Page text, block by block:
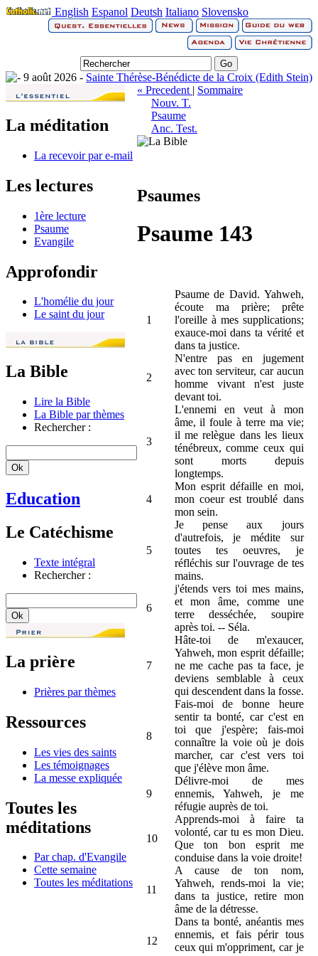
English Espanol Deutsh Italiano Slovensko
9 août 2026 - Sainte Thérèse-Bénédicte de la Croix (Edith Stein)
La méditation
La recevoir par e-mail
Les lectures
1ère lecture
Psaume
Evangile
Approfondir
L'homélie du jour
Le saint du jour
La Bible
Lire la Bible
La Bible par thèmes
Rechercher :
Education
Le Catéchisme
Texte intégral
Rechercher :
La prière
Prières par thèmes
Ressources
Les vies des saints
Les témoignages
La messe expliquée
Toutes les
méditations
Par chap. d'Evangile
Cette semaine
Toutes les méditations
« Precedent | Sommaire
Nouv. T.
Psaume
Anc. Test.
Psaumes
Psaume 143
1
Psaume de David. Yahweh,
écoute ma prière; prête
l'oreille à mes supplications;
exauce-moi dans ta vérité et
dans ta justice.
2
N'entre pas en jugement
avec ton serviteur, car aucun
homme vivant n'est juste
devant toi.
3
L'ennemi en veut à mon
âme, il foule à terre ma vie;
il me relègue dans les lieux
ténébreux, comme ceux qui
sont morts depuis
longtemps.
4
Mon esprit défaille en moi,
mon coeur est troublé dans
mon sein.
5
Je pense aux jours
d'autrefois, je médite sur
toutes tes oeuvres, je
réfléchis sur l'ouvrage de tes
mains.
6
j'étends vers toi mes mains,
et mon âme, comme une
terre desséchée, soupire
après toi. -- Séla.
7
Hâte-toi de m'exaucer,
Yahweh, mon esprit défaille;
ne me cache pas ta face, je
deviens semblable à ceux
qui descendent dans la fosse.
8
Fais-moi de bonne heure
sentir ta bonté, car c'est en
toi que j'espère; fais-moi
connaître la voie où je dois
marcher, car c'est vers toi
que j'élève mon âme.
9
Délivre-moi de mes
ennemis, Yahweh, je me
réfugie auprès de toi.
10
Apprends-moi à faire ta
volonté, car tu es mon Dieu.
Que ton bon esprit me
conduise dans la voie droite!
11
A cause de ton nom,
Yahweh, rends-moi la vie;
dans ta justice, retire mon
âme de la détresse.
12
Dans ta bonté, anéantis mes
ennemis, et fais périr tous
ceux qui m'oppriment, car je